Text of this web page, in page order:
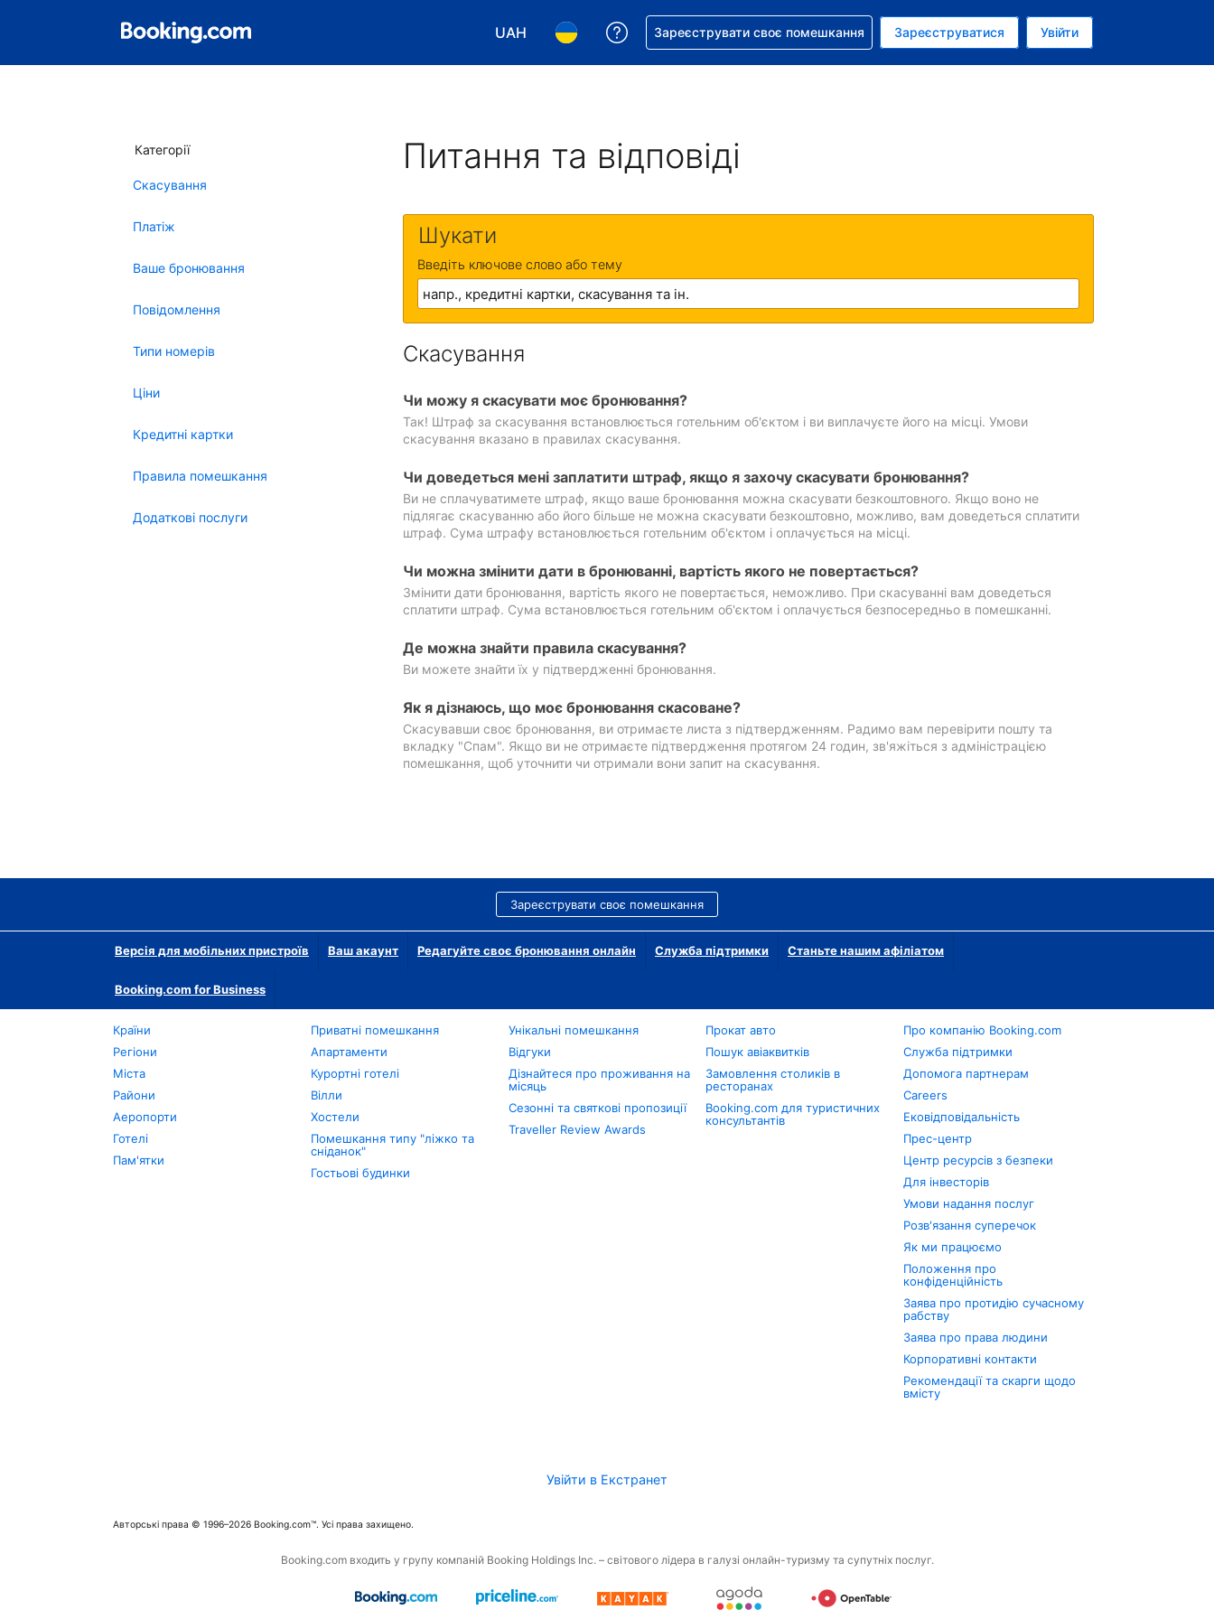
UAH
Виберіть валюту. Ваша поточна валюта: Українська гривня
Виберіть мову. Ваша поточна мова: Українською
Отримайте допомогу з бронюванням
Зареєструвати своє помешкання Зареєструватися Увійти
Категорії
Скасування
Платіж
Ваше бронювання
Повідомлення
Типи номерів
Ціни
Кредитні картки
Правила помешкання
Додаткові послуги
Питання та відповіді
Шукати
Введіть ключове слово або тему
Скасування
Чи можу я скасувати моє бронювання?
Так! Штраф за скасування встановлюється готельним об'єктом і ви виплачуєте його на місці. Умови
скасування вказано в правилах скасування.
Чи доведеться мені заплатити штраф, якщо я захочу скасувати бронювання?
Ви не сплачуватимете штраф, якщо ваше бронювання можна скасувати безкоштовного. Якщо воно не
підлягає скасуванню або його більше не можна скасувати безкоштовно, можливо, вам доведеться сплатити
штраф. Сума штрафу встановлюється готельним об'єктом і оплачується на місці.
Чи можна змінити дати в бронюванні, вартість якого не повертається?
Змінити дати бронювання, вартість якого не повертається, неможливо. При скасуванні вам доведеться
сплатити штраф. Сума встановлюється готельним об'єктом і оплачується безпосередньо в помешканні.
Де можна знайти правила скасування?
Ви можете знайти їх у підтвердженні бронювання.
Як я дізнаюсь, що моє бронювання скасоване?
Скасувавши своє бронювання, ви отримаєте листа з підтвердженням. Радимо вам перевірити пошту та
вкладку "Спам". Якщо ви не отримаєте підтвердження протягом 24 годин, зв'яжіться з адміністрацією
помешкання, щоб уточнити чи отримали вони запит на скасування.
Зареєструвати своє помешкання
Версія для мобільних пристроїв Ваш акаунт Редагуйте своє бронювання онлайн Служба підтримки Станьте нашим афіліатом
Booking.com for Business
Країни
Регіони
Міста
Райони
Аеропорти
Готелі
Пам'ятки
Приватні помешкання
Апартаменти
Курортні готелі
Вілли
Хостели
Помешкання типу "ліжко та
сніданок"
Гостьові будинки
Унікальні помешкання
Відгуки
Дізнайтеся про проживання на
місяць
Сезонні та святкові пропозиції
Traveller Review Awards
Прокат авто
Пошук авіаквитків
Замовлення столиків в
ресторанах
Booking.com для туристичних
консультантів
Про компанію Booking.com
Служба підтримки
Допомога партнерам
Careers
Ековідповідальність
Прес-центр
Центр ресурсів з безпеки
Для інвесторів
Умови надання послуг
Розв'язання суперечок
Як ми працюємо
Положення про
конфіденційність
Заява про протидію сучасному
рабству
Заява про права людини
Корпоративні контакти
Рекомендації та скарги щодо
вмісту
Увійти в Екстранет
Авторські права © 1996–2026 Booking.com™. Усі права захищено.
Booking.com входить у групу компаній Booking Holdings Inc. – світового лідера в галузі онлайн-туризму та супутніх послуг.